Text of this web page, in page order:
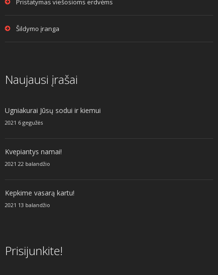
Pristatymas viešosioms erdvėms
Šildymo įranga
Naujausi įrašai
Ugniakurai Jūsų sodui ir kiemui
2021 6 gegužės
Kvepiantys namai!
2021 22 balandžio
Kepkime vasarą kartu!
2021 13 balandžio
Prisijunkite!